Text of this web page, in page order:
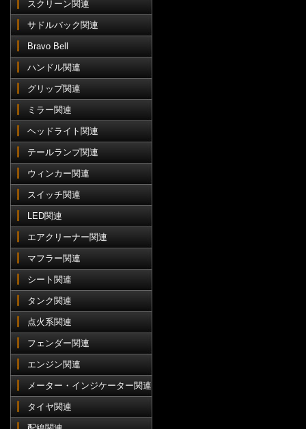
スクリーン関連
サドルバック関連
Bravo Bell
ハンドル関連
グリップ関連
ミラー関連
ヘッドライト関連
テールランプ関連
ウィンカー関連
スイッチ関連
LED関連
エアクリーナー関連
マフラー関連
シート関連
タンク関連
点火系関連
フェンダー関連
エンジン関連
メーター・インジケーター関連
タイヤ関連